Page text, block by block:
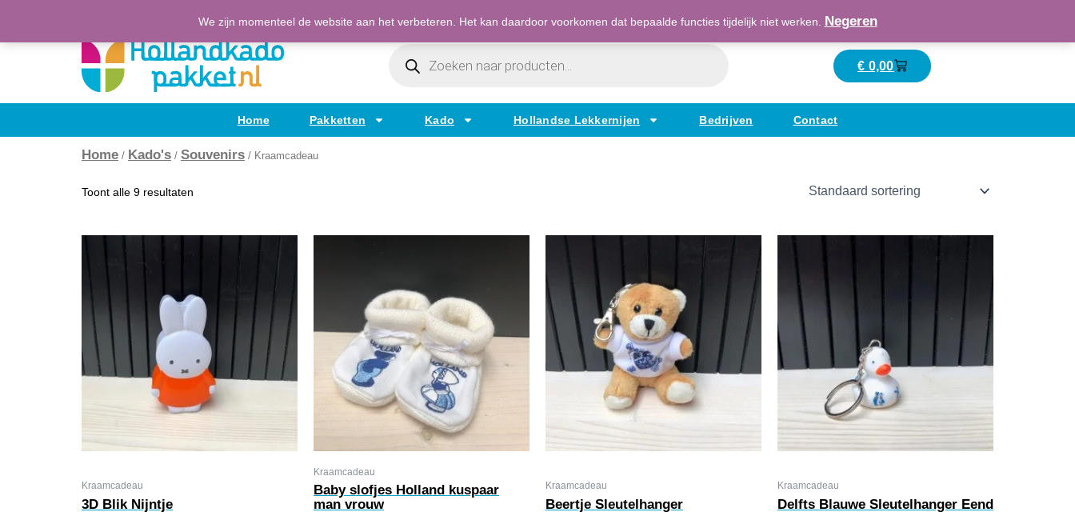
We zijn momenteel de website aan het verbeteren. Het kan daardoor voorkomen dat bepaalde functies tijdelijk niet werken. Negeren
(H)Eerlijke Hollandse producten Bestellen op factuur mogelijk voor bedrijven
Maatschappelijk verantwoord ondernemend
Producten
€ 0,00Winkelwagen
Home Pakketten Kado Hollandse Lekkernijen Bedrijven Contact
Home / Kado's / Souvenirs / Kraamcadeau
Toont alle 9 resultaten
Kraamcadeau
3D Blik Nijntje
Kraamcadeau
Baby slofjes Holland kuspaar
man vrouw
Kraamcadeau
Beertje Sleutelhanger
Kraamcadeau
Delfts Blauwe Sleutelhanger Eend